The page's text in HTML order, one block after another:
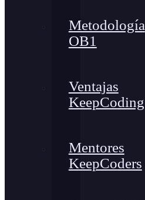
Metodología
OB1
Ventajas
KeepCoding
Mentores
KeepCoders